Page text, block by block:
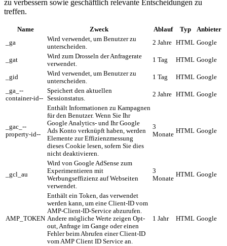
zu verbessern sowie geschäftlich relevante Entscheidungen zu
treffen.
Name Zweck Ablauf Typ
Anbieter
_ga
Wird verwendet, um Benutzer zu
unterscheiden.
2 Jahre HTML Google
_gat
Wird zum Drosseln der Anfragerate
verwendet.
1 Tag HTML Google
_gid
Wird verwendet, um Benutzer zu
unterscheiden.
1 Tag HTML Google
_ga_--
container-id--
Speichert den aktuellen
Sessionstatus.
2 Jahre HTML Google
_gac_--
property-id--
Enthält Informationen zu Kampagnen
für den Benutzer. Wenn Sie Ihr
Google Analytics- und Ihr Google
Ads Konto verknüpft haben, werden
Elemente zur Effizienzmessung
dieses Cookie lesen, sofern Sie dies
nicht deaktivieren.
3
Monate HTML Google
_gcl_au
Wird von Google AdSense zum
Experimentieren mit
Werbungseffizienz auf Webseiten
verwendet.
3
Monate
HTML Google
AMP_TOKEN
Enthält ein Token, das verwendet
werden kann, um eine Client-ID vom
AMP-Client-ID-Service abzurufen.
Andere mögliche Werte zeigen Opt-
out, Anfrage im Gange oder einen
Fehler beim Abrufen einer Client-ID
vom AMP Client ID Service an.
1 Jahr HTML Google